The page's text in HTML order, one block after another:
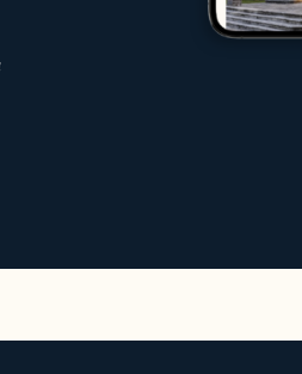
Märkte
erwerben, Ihre
– unsere